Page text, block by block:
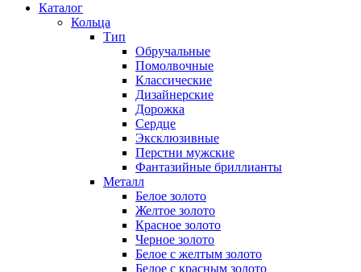
Каталог
Кольца
Тип
Обручальные
Помолвочные
Классические
Дизайнерские
Дорожка
Сердце
Эксклюзивные
Перстни мужские
Фантазийные бриллианты
Металл
Белое золото
Желтое золото
Красное золото
Черное золото
Белое с желтым золото
Белое с красным золото